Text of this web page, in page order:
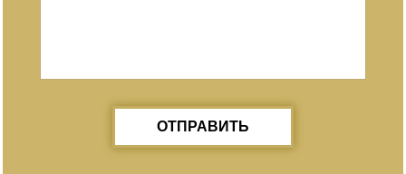
ОТПРАВИТЬ